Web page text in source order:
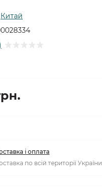
Китай
і оплата
по всій території України